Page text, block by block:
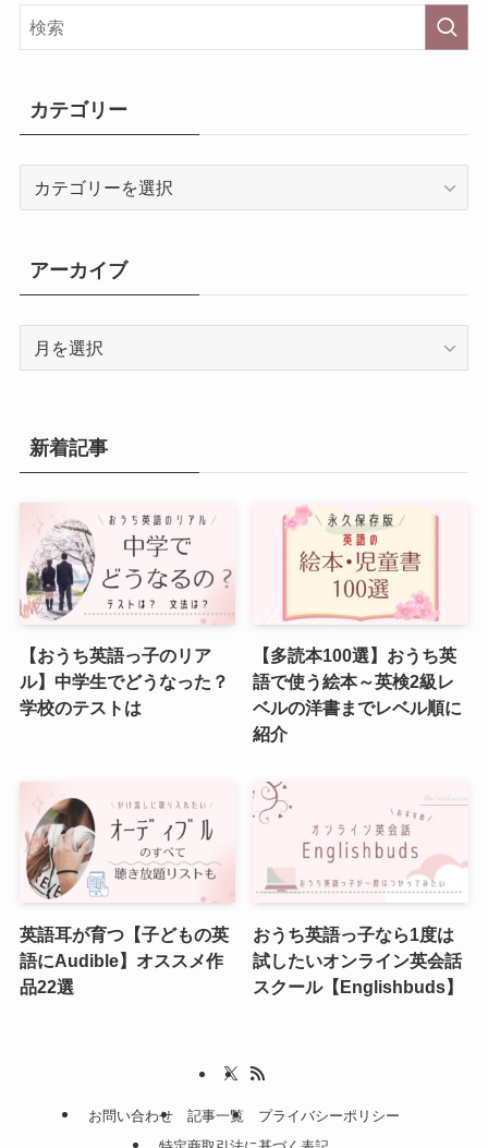
カテゴリー
リ
ー
アーカイブ
ブ
新着記事
【おうち英語っ子のリア
ル】中学生でどうなった？
学校のテストは
【多読本100選】おうち英
語で使う絵本～英検2級レ
ベルの洋書までレベル順に
紹介
英語耳が育つ【子どもの英
語にAudible】オススメ作
品22選
おうち英語っ子なら1度は
試したいオンライン英会話
スクール【Englishbuds】
お問い合わせ 記事一覧
プライバシーポリシー